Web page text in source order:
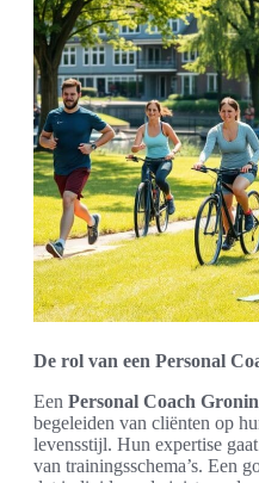
De rol van een Personal
Een Personal Coach
begeleiden van cliënten op
levensstijl. Hun expertise
van trainingsschema’s. Een